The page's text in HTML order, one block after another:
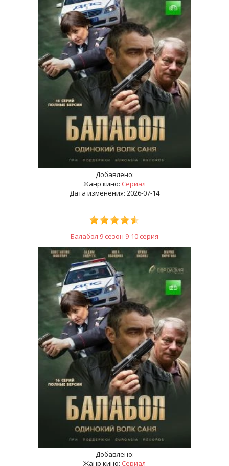
Добавлено:
Жанр кино: Сериал
Дата изменения: 2026-07-14
Балабол 9 сезон 9-10 серия
Добавлено:
Жанр кино: Сериал